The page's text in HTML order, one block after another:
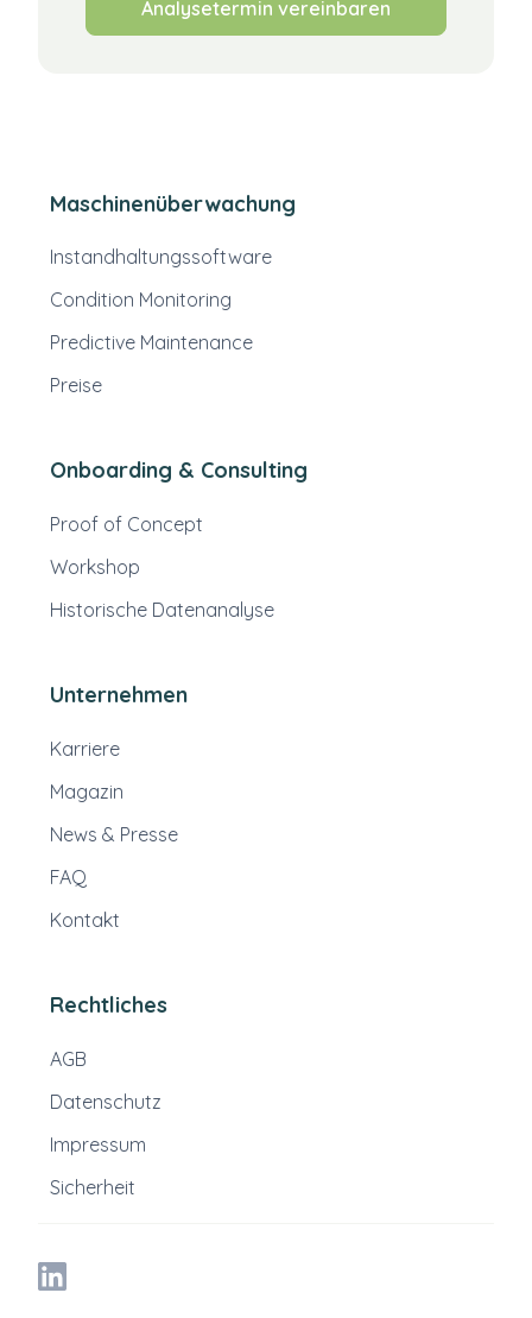
Analysetermin vereinbaren
Maschinenüberwachung
Instandhaltungssoftware
Condition Monitoring
Predictive Maintenance
Preise
Onboarding & Consulting
Proof of Concept
Workshop
Historische Datenanalyse
Unternehmen
Karriere
Magazin
News & Presse
FAQ
Kontakt
Rechtliches
AGB
Datenschutz
Impressum
Sicherheit